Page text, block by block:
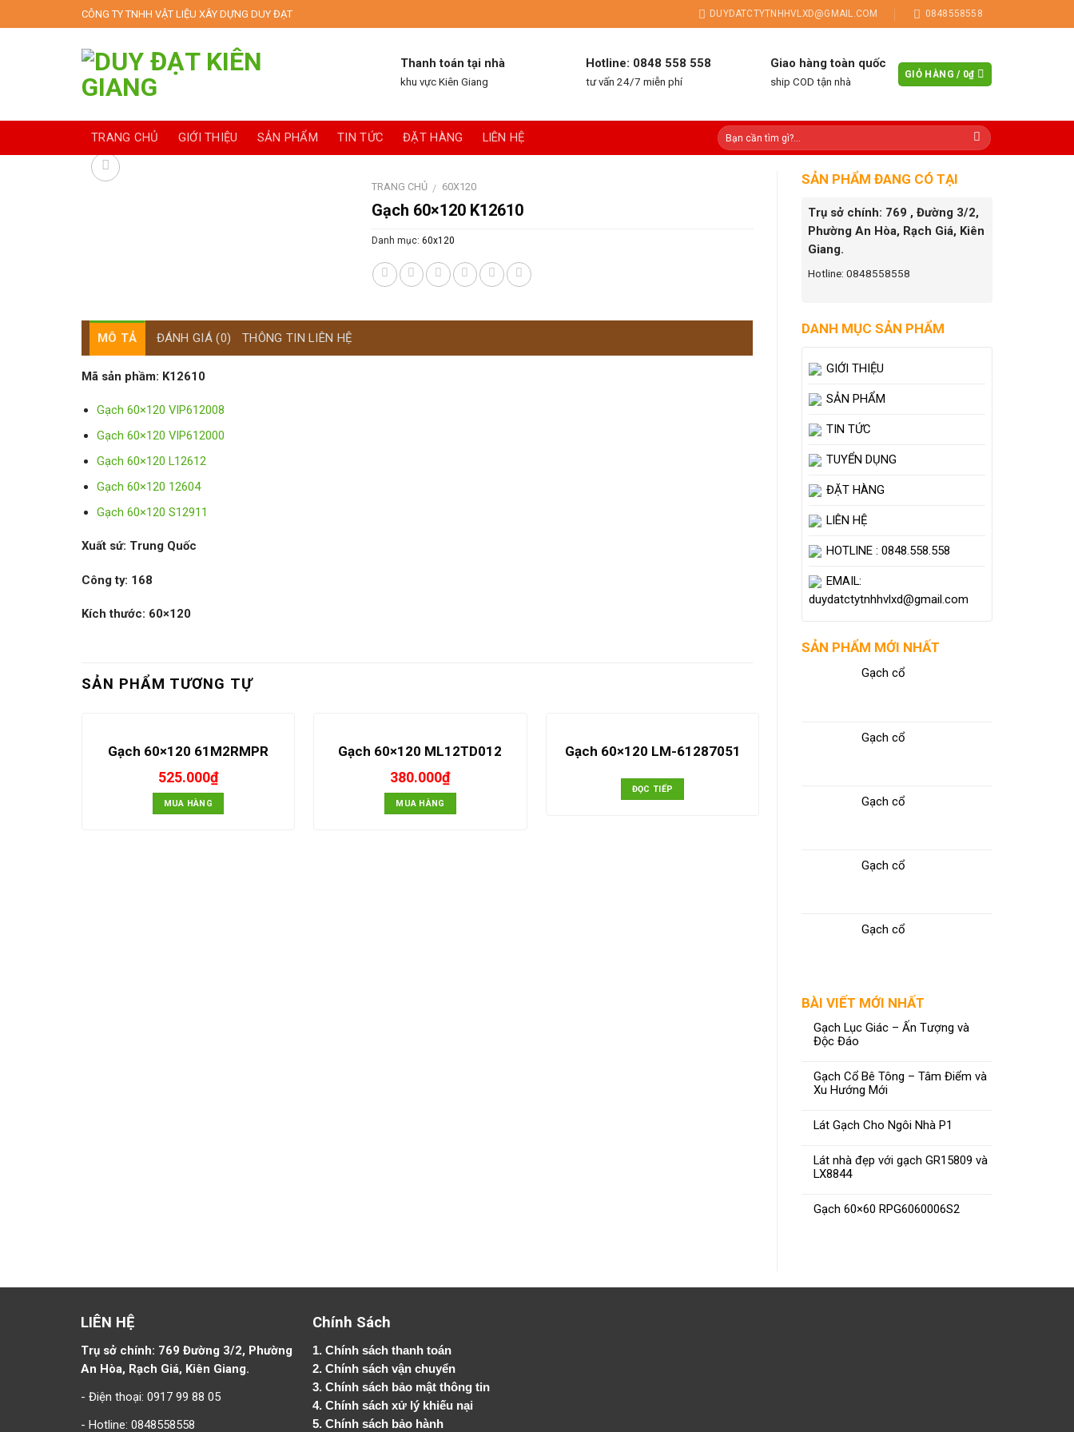
to
CÔNG TY TNHH VẬT LIỆU XÂY DỰNG DUY ĐẠT DUYDATCTYTNHHVLXD@GMAIL.COM 0848558558
Thanh toán tại nhà
khu vực Kiên Giang
Hotline: 0848 558 558
tư vấn 24/7 miễn phí
Giao hàng toàn quốc
ship COD tận nhà
GIỎ HÀNG / 0₫
TRANG CHỦ GIỚI THIỆU SẢN PHẨM TIN TỨC ĐẶT HÀNG LIÊN HỆ
TRANG CHỦ / 60X120
Gạch 60×120 K12610
Danh mục: 60x120
MÔ TẢ ĐÁNH GIÁ (0) THÔNG TIN LIÊN HỆ
Mã sản phầm: K12610
Gạch 60×120 VIP612008
Gạch 60×120 VIP612000
Gạch 60×120 L12612
Gạch 60×120 12604
Gạch 60×120 S12911
Xuất sứ: Trung Quốc
Công ty: 168
Kích thước: 60×120
SẢN PHẨM TƯƠNG TỰ
Gạch 60×120 61M2RMPR
525.000₫
MUA HÀNG
Gạch 60×120 ML12TD012
380.000₫
MUA HÀNG
Gạch 60×120 LM-61287051
ĐỌC TIẾP
SẢN PHẨM ĐANG CÓ TẠI
Trụ sở chính: 769 , Đường 3/2,
Phường An Hòa, Rạch Giá, Kiên
Giang.
Hotline: 0848558558
DANH MỤC SẢN PHẨM
GIỚI THIỆU
SẢN PHẨM
TIN TỨC
TUYỂN DỤNG
ĐẶT HÀNG
LIÊN HỆ
HOTLINE : 0848.558.558
EMAIL:
duydatctytnhhvlxd@gmail.com
SẢN PHẨM MỚI NHẤT
Gạch cổ
Gạch cổ
Gạch cổ
Gạch cổ
Gạch cổ
BÀI VIẾT MỚI NHẤT
Gạch Lục Giác – Ấn Tượng và
Độc Đáo
Gạch Cổ Bê Tông – Tâm Điểm và
Xu Hướng Mới
Lát Gạch Cho Ngôi Nhà P1
Lát nhà đẹp với gạch GR15809 và
LX8844
Gạch 60×60 RPG6060006S2
LIÊN HỆ
Trụ sở chính: 769 Đường 3/2, Phường
An Hòa, Rạch Giá, Kiên Giang.
- Điện thoại: 0917 99 88 05
- Hotline: 0848558558
Chính Sách
1.Chính sách thanh toán
2.Chính sách vận chuyển
3. Chính sách bảo mật thông tin
4.Chính sách xử lý khiếu nại
5.Chính sách bảo hành